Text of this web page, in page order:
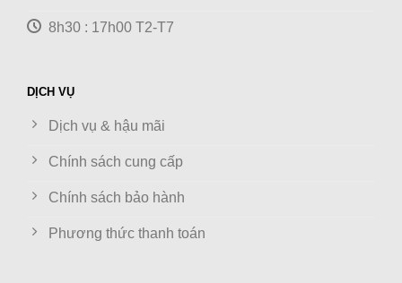
8h30 : 17h00 T2-T7
DỊCH VỤ
Dịch vụ & hậu mãi
Chính sách cung cấp
Chính sách bảo hành
Phương thức thanh toán